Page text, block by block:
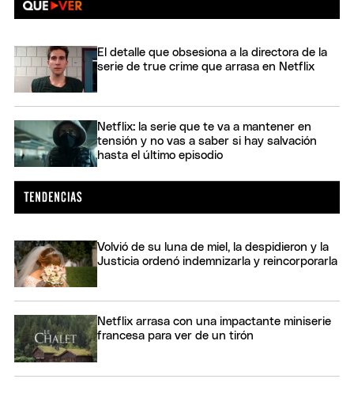
El detalle que obsesiona a la directora de la
serie de true crime que arrasa en Netflix
Netflix: la serie que te va a mantener en
tensión y no vas a saber si hay salvación
hasta el último episodio
Volvió de su luna de miel, la despidieron y la
Justicia ordenó indemnizarla y reincorporarla
Netflix arrasa con una impactante miniserie
francesa para ver de un tirón